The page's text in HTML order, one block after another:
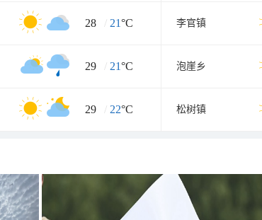
28 / 21°C 李官镇
29 / 21°C 泡崖乡
29 / 22°C 松树镇